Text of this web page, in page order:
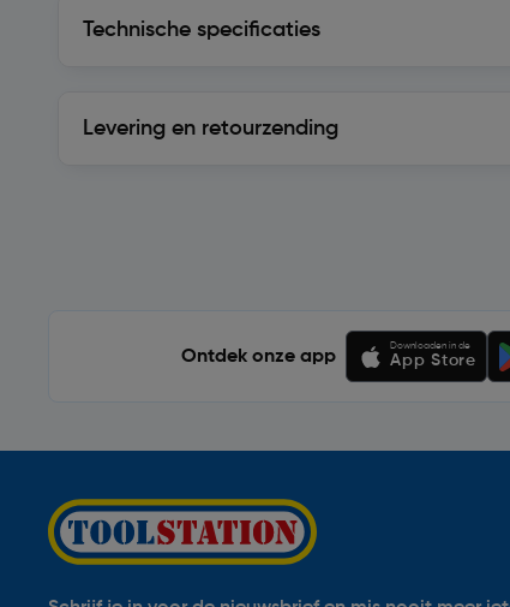
Technische specificaties
Levering en retourzending
Ontdek onze app
Downloaden in de
App Store